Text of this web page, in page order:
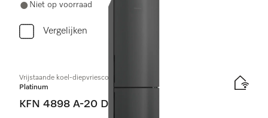
Niet op voorraad
Vergelijken
Vrijstaande koel-diepvriescombinatie
Platinum
KFN 4898 A-20 D